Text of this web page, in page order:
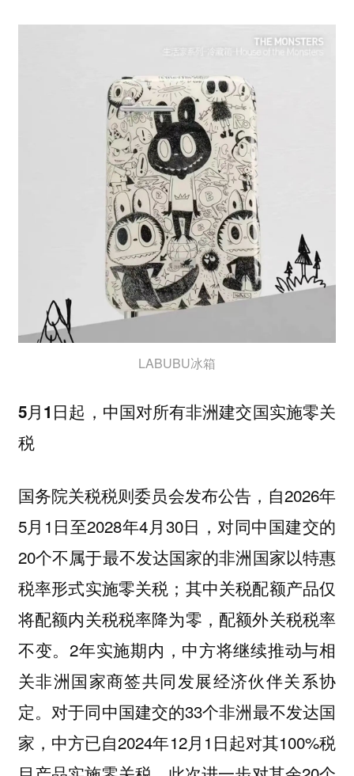
LABUBU冰箱
5月1日起，中国对所有非洲建交国实施零关
税
国务院关税税则委员会发布公告，自2026年
5月1日至2028年4月30日，对同中国建交的
20个不属于最不发达国家的非洲国家以特惠
税率形式实施零关税；其中关税配额产品仅
将配额内关税税率降为零，配额外关税税率
不变。2年实施期内，中方将继续推动与相
关非洲国家商签共同发展经济伙伴关系协
定。对于同中国建交的33个非洲最不发达国
家，中方已自2024年12月1日起对其100%税